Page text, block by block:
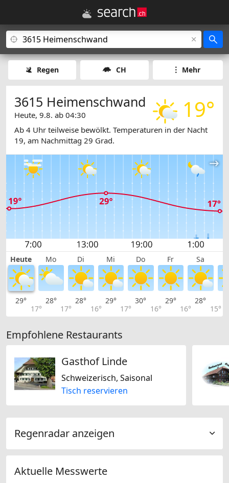
Regen CH Mehr
19°
3615 Heimenschwand
Heute, 9.8. ab 04:30
Ab 4 Uhr teilweise bewölkt. Temperaturen in der Nacht
19, am Nachmittag 29 Grad.
Heute Mo Di Mi Do Fr Sa
29°
17°
28°
17°
28°
16°
29°
17°
30°
16°
29°
16°
28°
15°
Empfohlene Restaurants
Gasthof Linde
Schweizerisch, Saisonal
Tisch reservieren
Regenradar anzeigen
Aktuelle Messwerte